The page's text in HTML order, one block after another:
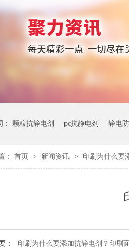
： 颗粒抗静电剂 pc抗静电剂 静电
： 首页 > 新闻资讯 > 印刷为什么要
：
印刷为什么要添加抗静电剂？印刷